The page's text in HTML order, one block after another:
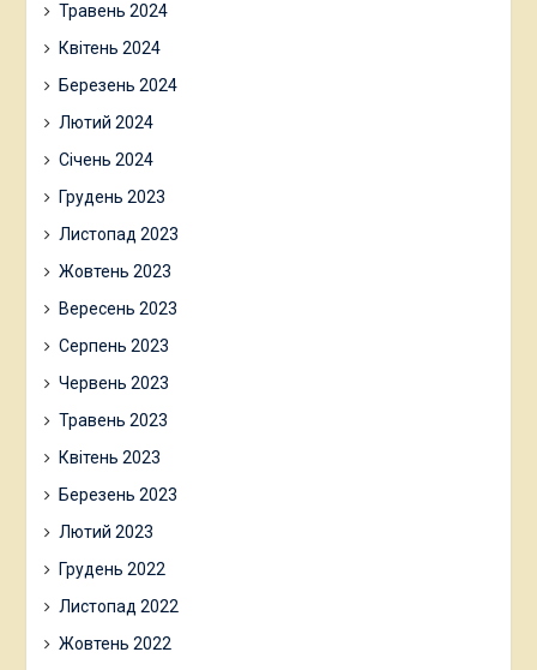
Травень 2024
Квітень 2024
Березень 2024
Лютий 2024
Січень 2024
Грудень 2023
Листопад 2023
Жовтень 2023
Вересень 2023
Серпень 2023
Червень 2023
Травень 2023
Квітень 2023
Березень 2023
Лютий 2023
Грудень 2022
Листопад 2022
Жовтень 2022